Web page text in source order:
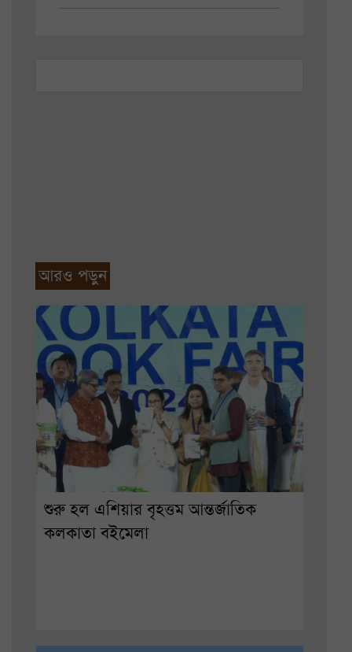
আরও পড়ুন
শুরু হল এশিয়ার বৃহত্তম আন্তর্জাতিক
কলকাতা বইমেলা